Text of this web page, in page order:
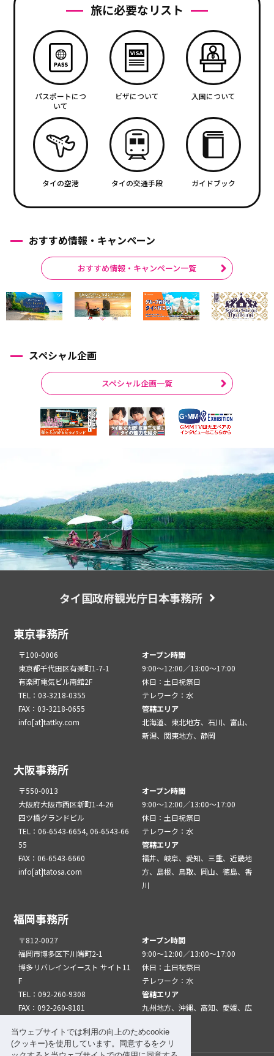
当ウェブサイトでは利用の向上のためcookie
(クッキー)を使用しています。同意するをクリ
旅に必要なリスト
パスポートにつ
いて
ビザについて 入国について
タイの空港 タイの交通手段 ガイドブック
おすすめ情報・キャンペーン
おすすめ情報・キャンペーン一覧
スペシャル企画
スペシャル企画一覧
タイ国政府観光庁日本事務所
東京事務所
〒100-0006
東京都千代田区有楽町1-7-1
有楽町電気ビル南館2F
TEL：03-3218-0355
FAX：03-3218-0655
info[at]tattky.com
オープン時間
9:00～12:00／13:00～17:00
休日：土日祝祭日
テレワーク：水
管轄エリア
北海道、東北地方、石川、富山、
新潟、関東地方、静岡
大阪事務所
〒550-0013
大阪府大阪市西区新町1-4-26
四ツ橋グランドビル
TEL：06-6543-6654, 06-6543-66
55
FAX：06-6543-6660
info[at]tatosa.com
オープン時間
9:00～12:00／13:00～17:00
休日：土日祝祭日
テレワーク：水
管轄エリア
福井、岐阜、愛知、三重、近畿地
方、島根、鳥取、岡山、徳島、香
川
福岡事務所
〒812-0027
福岡市博多区下川端町2-1
博多リバレインイースト サイト11
F
TEL：092-260-9308
FAX：092-260-8181
オープン時間
9:00～12:00／13:00～17:00
休日：土日祝祭日
テレワーク：水
管轄エリア
九州地方、沖縄、高知、愛媛、広